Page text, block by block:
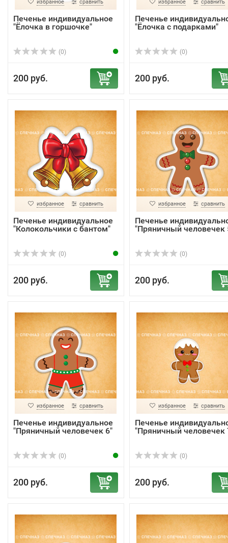
избранное сравнить
Печенье индивидуальное
"Ёлочка в горшочке"
(0)
200 руб.
избранное сравнить
Печенье
"Ёлочка с подарками"
(0)
200 руб.
избранное сравнить
Печенье индивидуальное
"Колокольчики с бантом"
(0)
200 руб.
избранное сравнить
Печенье
"Пряничный человечек
(0)
200 руб.
избранное сравнить
Печенье индивидуальное
"Пряничный человечек 6"
(0)
200 руб.
избранное сравнить
Печенье
"Пряничный человечек
(0)
200 руб.